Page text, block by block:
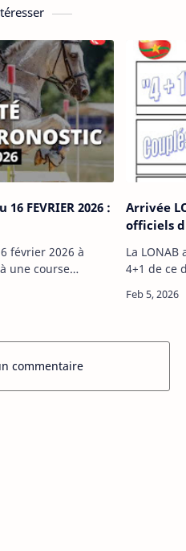
FEVRIER 2026 :
février 2026 à
une course
l’Ouest, ce…
Arrivée
officiels
La
4+1 de ce
définitive
commentaire